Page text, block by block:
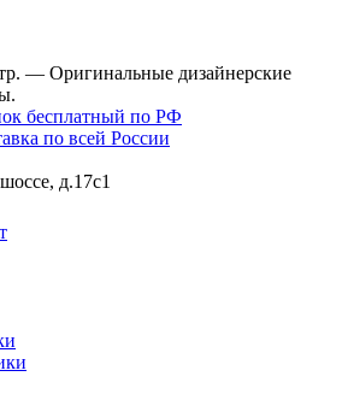
— Оригинальные дизайнерские
бесплатный по РФ
по всей России
д.17c1